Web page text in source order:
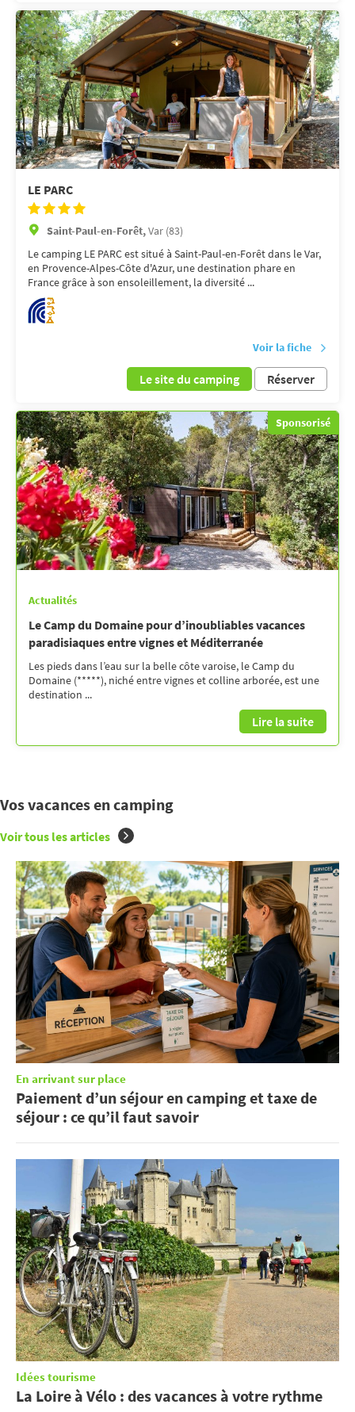
LE PARC
Saint-Paul-en-Forêt,Var (83)
Le camping LE PARC est situé à Saint-Paul-en-Forêt dans le Var,
en Provence-Alpes-Côte d'Azur, une destination phare en
France grâce à son ensoleillement, la diversité ...
Voir la fiche
Le site du camping Réserver
Sponsorisé
Actualités
Le Camp du Domaine pour d’inoubliables vacances
paradisiaques entre vignes et Méditerranée
Les pieds dans l’eau sur la belle côte varoise, le Camp du
Domaine (*****), niché entre vignes et colline arborée, est une
destination ...
Lire la suite
Vos vacances en camping
Voir tous les articles
En arrivant sur place
Paiement d’un séjour en camping et taxe de
séjour : ce qu’il faut savoir
Idées tourisme
La Loire à Vélo : des vacances à votre rythme